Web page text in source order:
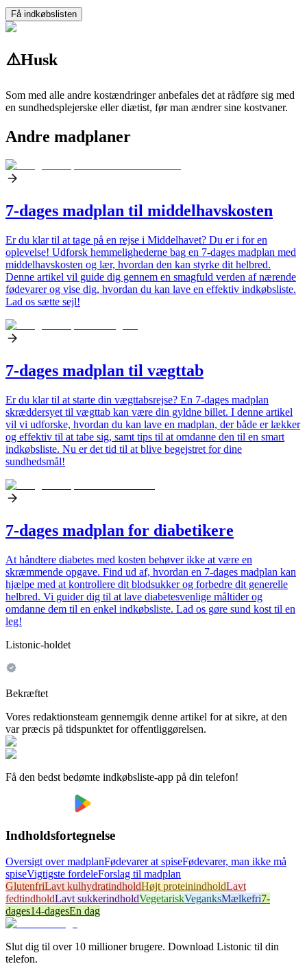
Få indkøbslisten
⚠️Husk
Som med alle andre kostændringer anbefales det at rådføre sig med
en sundhedsplejerske eller diætist, før man ændrer sine kostvaner.
Andre madplaner
7-dages madplan til middelhavskosten
Er du klar til at tage på en rejse i Middelhavet? Du er i for en
oplevelse! Udforsk hemmelighederne bag en 7-dages madplan med
middelhavskosten og lær, hvordan den kan styrke dit helbred.
Denne artikel vil guide dig gennem en smagfuld verden af nærende
fødevarer og vise dig, hvordan du kan lave en effektiv indkøbsliste.
Lad os sætte sejl!
7-dages madplan til vægttab
Er du klar til at starte din vægttabsrejse? En 7-dages madplan
skræddersyet til vægttab kan være din gyldne billet. I denne artikel
vil vi udforske, hvordan du kan lave en madplan, der både er lækker
og effektiv til at tabe sig, samt tips til at omdanne den til en smart
indkøbsliste. Nu er det tid til at blive begejstret for dine
sundhedsmål!
7-dages madplan for diabetikere
At håndtere diabetes med kosten behøver ikke at være en
skræmmende opgave. Find ud af, hvordan en 7-dages madplan kan
hjælpe med at kontrollere dit blodsukker og forbedre dit generelle
helbred. Vi guider dig til at lave diabetesvenlige måltider og
omdanne dem til en enkel indkøbsliste. Lad os gøre sund kost til en
leg!
Listonic-holdet
Bekræftet
Vores redaktionsteam gennemgik denne artikel for at sikre, at den
var præcis på tidspunktet for offentliggørelsen.
Få den bedst bedømte indkøbsliste-app på din telefon!
Indholdsfortegnelse
Oversigt over madplanFødevarer at spiseFødevarer, man ikke må
spiseVigtigste fordeleForslag til madplan
GlutenfriLavt kulhydratindholdHøjt proteinindholdLavt
fedtindholdLavt sukkerindholdVegetariskVeganksMælkefri7-
dages14-dagesEn dag
Slut dig til over 10 millioner brugere. Download Listonic til din
telefon.